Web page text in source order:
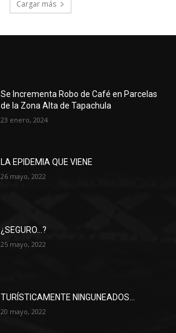
Cargar más
Se Incrementa Robo de Café en Parcelas
de la Zona Alta de Tapachula
23 enero, 2024
LA EPIDEMIA QUE VIENE
26 mayo, 2022
¿SEGURO…?
25 mayo, 2022
TURÍSTICAMENTE NINGUNEADOS…
20 mayo, 2022